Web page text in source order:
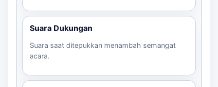
Terima balon tepuk sesuai pesanan di lokasi
yang ditentukan.
Suara Dukungan
Suara saat ditepukkan menambah semangat
acara.